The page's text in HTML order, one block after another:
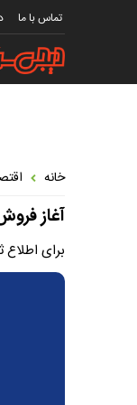
تماس با ما
خانه
آغاز فروش
برای اطلاع